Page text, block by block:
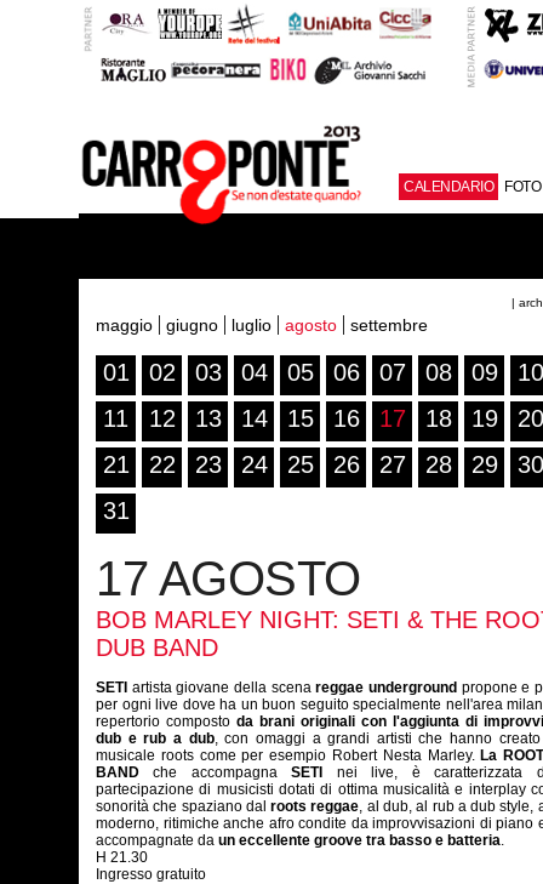
CALENDARIO FOTO
|
maggio giugno luglio agosto settembre
01 02 03 04 05 06 07 08 09
10
11
12 13 14 15 16 17 18 19
20
21
22 23 24 25 26 27 28 29
30
31
17 AGOSTO
BOB MARLEY NIGHT: SETI & THE
DUB BAND
SETI artista giovane della scenareggae underground propone e
per ogni live dove ha un buon seguito specialmente nell'area
repertorio composto da brani originali con l'aggiunta di
dub e rub a dub, con omaggi a grandi artisti che hanno
musicale roots come per esempio Robert Nesta Marley. La
BANDche accompagnaSETI
nei live, è caratterizzata
partecipazione di musicisti dotati di ottima musicalità e interplay
sonorità che spaziano dalroots reggae, al dub, al rub a dub style,
moderno, ritimiche anche afro condite da improvvisazioni di piano
accompagnate da un eccellente groove tra basso e batteria.
H 21.30
Ingresso gratuito